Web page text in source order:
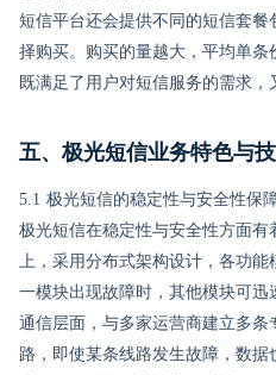
短信平台还会提供不同的短信套
择购买。购买的量越大，平均单条
既满足了用户对短信服务的需求，
五、极光短信业务特色与
5.1 极光短信的稳定性与安全性保
极光短信在稳定性与安全性方面
上，采用分布式架构设计，各功
一模块出现故障时，其他模块可
通信层面，与多家运营商建立多
路，即使某条线路发生故障，数